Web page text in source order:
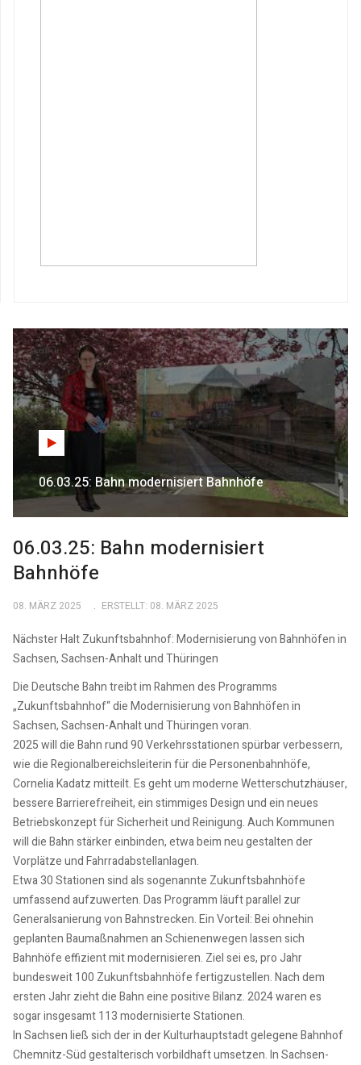
06.03.25: Bahn modernisiert Bahnhöfe
06.03.25: Bahn modernisiert
Bahnhöfe
08. MÄRZ 2025 ERSTELLT: 08. MÄRZ 2025
Nächster Halt Zukunftsbahnhof: Modernisierung von Bahnhöfen in
Sachsen, Sachsen-Anhalt und Thüringen
Die Deutsche Bahn treibt im Rahmen des Programms
„Zukunftsbahnhof“ die Modernisierung von Bahnhöfen in
Sachsen, Sachsen-Anhalt und Thüringen voran.
2025 will die Bahn rund 90 Verkehrsstationen spürbar verbessern,
wie die Regionalbereichsleiterin für die Personenbahnhöfe,
Cornelia Kadatz mitteilt. Es geht um moderne Wetterschutzhäuser,
bessere Barrierefreiheit, ein stimmiges Design und ein neues
Betriebskonzept für Sicherheit und Reinigung. Auch Kommunen
will die Bahn stärker einbinden, etwa beim neu gestalten der
Vorplätze und Fahrradabstellanlagen.
Etwa 30 Stationen sind als sogenannte Zukunftsbahnhöfe
umfassend aufzuwerten. Das Programm läuft parallel zur
Generalsanierung von Bahnstrecken. Ein Vorteil: Bei ohnehin
geplanten Baumaßnahmen an Schienenwegen lassen sich
Bahnhöfe effizient mit modernisieren. Ziel sei es, pro Jahr
bundesweit 100 Zukunftsbahnhöfe fertigzustellen. Nach dem
ersten Jahr zieht die Bahn eine positive Bilanz. 2024 waren es
sogar insgesamt 113 modernisierte Stationen.
In Sachsen ließ sich der in der Kulturhauptstadt gelegene Bahnhof
Chemnitz-Süd gestalterisch vorbildhaft umsetzen. In Sachsen-